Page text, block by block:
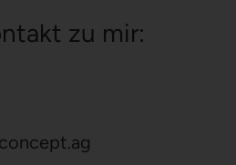
zu mir:
concept.ag